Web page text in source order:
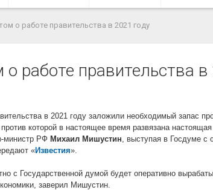
о работе правительства в 2021 году
работе правительства в
в 2021 году заложили необходимый запас
которой в настоящее время развязана
министр РФМихаил Мишустин , выступая в Госдуме с
«Известия».
с Государственной думой будет оперативно
заверил Мишустин.